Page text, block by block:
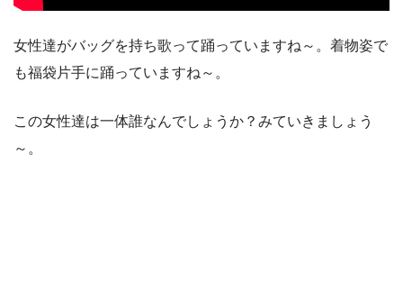
女性達がバッグを持ち歌って踊っていますね～。着物姿で
も福袋片手に踊っていますね～。
この女性達は一体誰なんでしょうか？みていきましょう
～。